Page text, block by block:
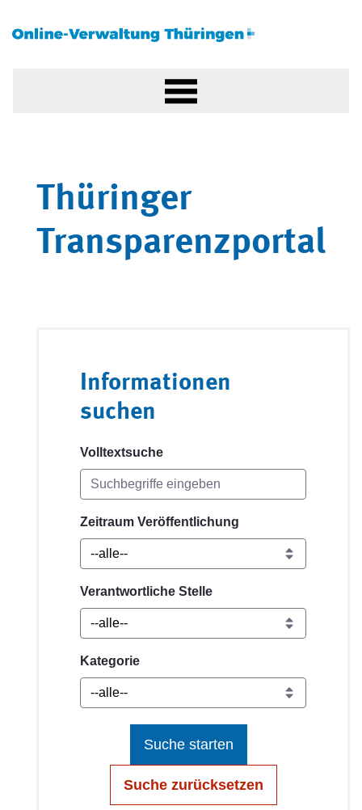
Thüringer
Transparenzportal
Informationen
suchen
Volltextsuche
Zeitraum Veröffentlichung
Verantwortliche Stelle
Kategorie
Suche starten
Suche zurücksetzen